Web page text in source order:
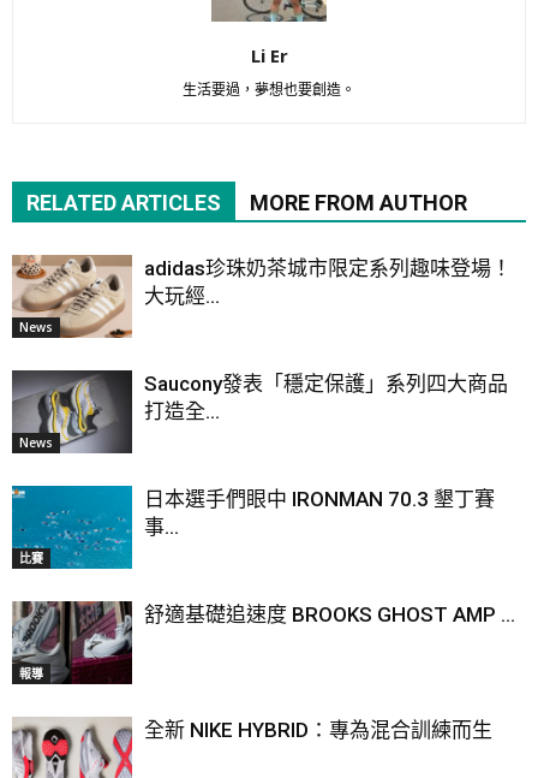
Li Er
生活要過，夢想也要創造。
RELATED ARTICLES MORE FROM AUTHOR
News
adidas珍珠奶茶城市限定系列趣味登場！
大玩經...
News
Saucony發表「穩定保護」系列四大商品
打造全...
比賽
日本選手們眼中 IRONMAN 70.3 墾丁賽
事...
報導
舒適基礎追速度 BROOKS GHOST AMP ...
全新 NIKE HYBRID：專為混合訓練而生